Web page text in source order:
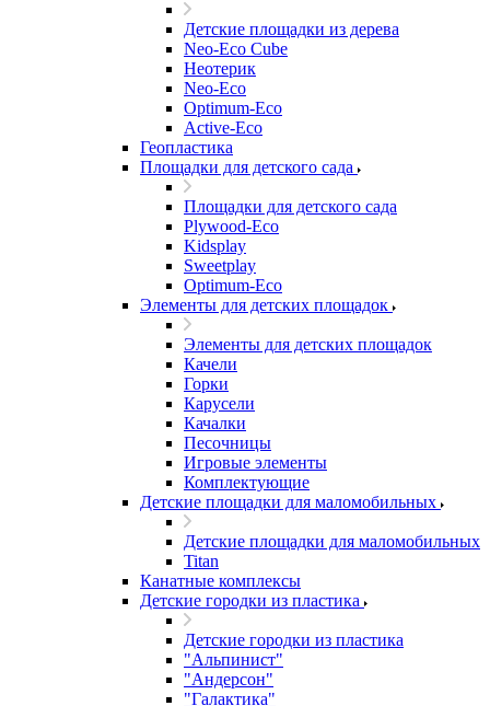
Детские площадки из дерева
Neo-Eco Cube
Неотерик
Neo-Eco
Оptimum-Еco
Active-Eco
Геопластика
Площадки для детского сада
Площадки для детского сада
Plywood-Eco
Kidsplay
Sweetplay
Оptimum-Еco
Элементы для детских площадок
Элементы для детских площадок
Качели
Горки
Карусели
Качалки
Песочницы
Игровые элементы
Комплектующие
Детские площадки для маломобильных
Детские площадки для маломобильных
Titan
Канатные комплексы
Детские городки из пластика
Детские городки из пластика
"Альпинист"
"Андерсон"
"Галактика"